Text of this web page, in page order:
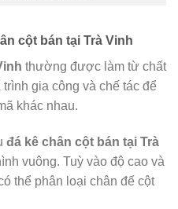
cột bán tại Trà Vinh
thường được làm từ chất
gia công và chế tác để
khác nhau.
đá kê chân cột bán tại Trà
vuông. Tuỳ vào độ cao và
thể phân loại chân đế cột